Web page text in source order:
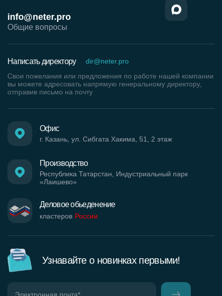
info@neter.pro
Общие вопросы
Деловое обьеденение
кластеров России
Производство
Республика Татарстан, Индустриальный парк
«Лаишево»
Офис
г. Казань, ул. Сибгата Хакима, 51, 2 этаж
Написать директору
dir@neter.pro
Свои пожелания или предложения по работе нашей компании
вы можете адресовать напрямую генеральному директору,
отправив письмо на почту
Узнавайте о новинках первыми!